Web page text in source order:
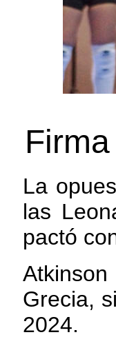
La
las
pactó
Grecia,
2024.